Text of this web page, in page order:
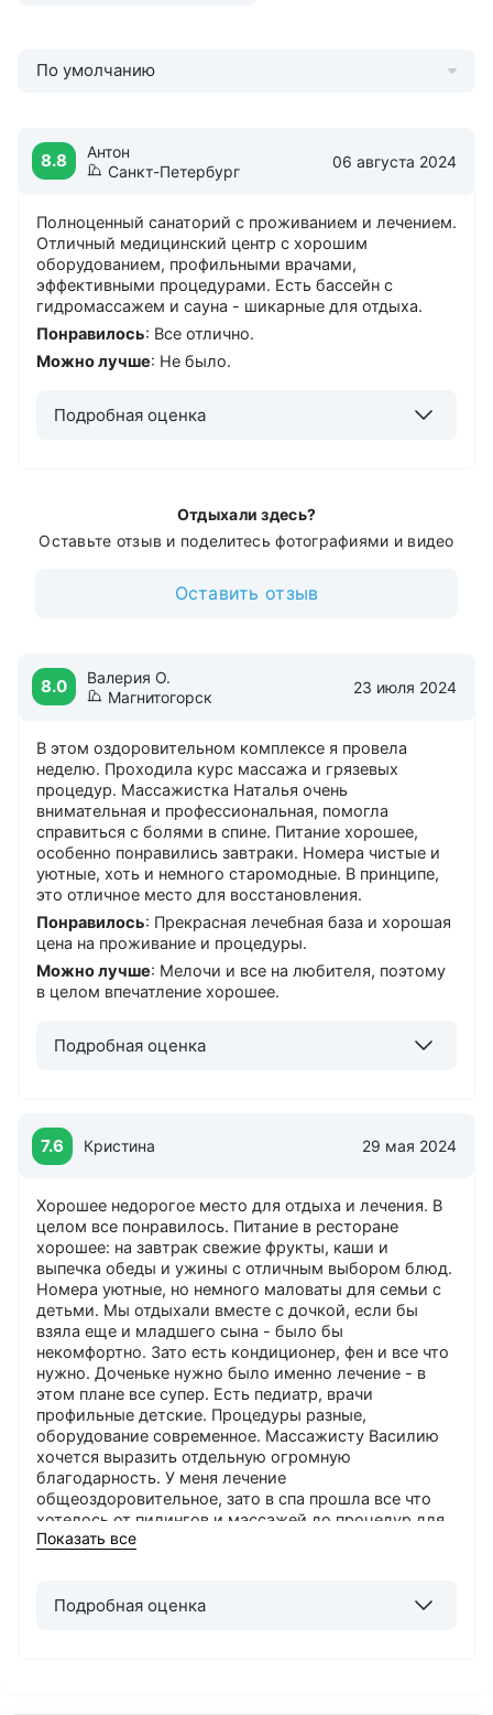
По умолчанию
8.8
Антон
Санкт-Петербург
06 августа 2024
Полноценный санаторий с проживанием и лечением.
Отличный медицинский центр с хорошим
оборудованием, профильными врачами,
эффективными процедурами. Есть бассейн с
гидромассажем и сауна - шикарные для отдыха.
Понравилось: Все отлично.
Можно лучше: Не было.
Подробная оценка
Отдыхали здесь?
Оставьте отзыв и поделитесь фотографиями и видео
Оставить отзыв
8.0
Валерия О.
Магнитогорск
23 июля 2024
В этом оздоровительном комплексе я провела
неделю. Проходила курс массажа и грязевых
процедур. Массажистка Наталья очень
внимательная и профессиональная, помогла
справиться с болями в спине. Питание хорошее,
особенно понравились завтраки. Номера чистые и
уютные, хоть и немного старомодные. В принципе,
это отличное место для восстановления.
Понравилось: Прекрасная лечебная база и хорошая
цена на проживание и процедуры.
Можно лучше: Мелочи и все на любителя, поэтому
в целом впечатление хорошее.
Подробная оценка
7.6 Кристина 29 мая 2024
Хорошее недорогое место для отдыха и лечения. В
целом все понравилось. Питание в ресторане
хорошее: на завтрак свежие фрукты, каши и
выпечка обеды и ужины с отличным выбором блюд.
Номера уютные, но немного маловаты для семьи с
детьми. Мы отдыхали вместе с дочкой, если бы
взяла еще и младшего сына - было бы
некомфортно. Зато есть кондиционер, фен и все что
нужно. Доченьке нужно было именно лечение - в
этом плане все супер. Есть педиатр, врачи
профильные детские. Процедуры разные,
оборудование современное. Массажисту Василию
хочется выразить отдельную огромную
благодарность. У меня лечение
общеоздоровительное, зато в спа прошла все что
хотелось от пилингов и массажей до процедур для
красивой фигуры.
Можно лучше
: Номер хотелось бы попросторнее
Показать все
Подробная оценка